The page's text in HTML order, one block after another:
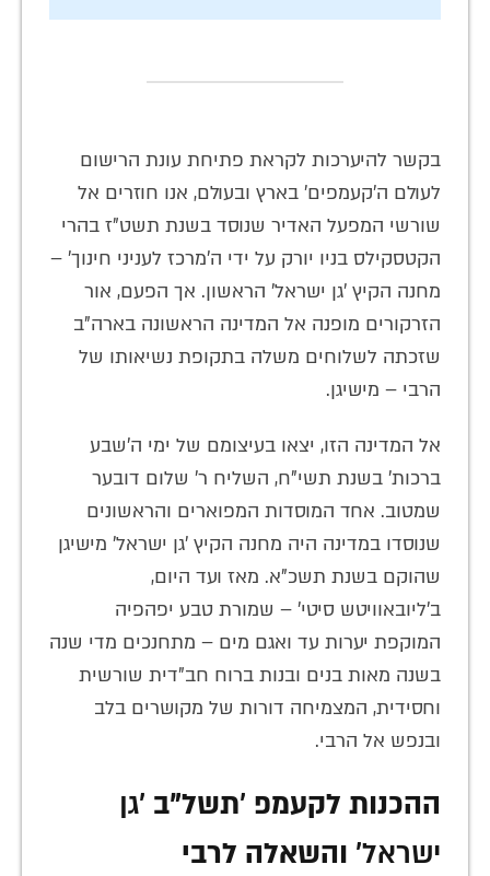
בקשר להיערכות לקראת פתיחת עונת הרישום
לעולם ה'קעמפים' בארץ ובעולם, אנו חוזרים אל
שורשי המפעל האדיר שנוסד בשנת תשט"ז בהרי
הקטסקילס בניו יורק על ידי ה'מרכז לעניני חינוך' –
מחנה הקיץ 'גן ישראל' הראשון. אך הפעם, אור
הזרקורים מופנה אל המדינה הראשונה בארה"ב
שזכתה לשלוחים משלה בתקופת נשיאותו של
הרבי – מישיגן.
אל המדינה הזו, יצאו בעיצומם של ימי ה'שבע
ברכות' בשנת תשי"ח, השליח ר' שלום דובער
שמטוב. אחד המוסדות המפוארים והראשונים
שנוסדו במדינה היה מחנה הקיץ 'גן ישראל' מישיגן
שהוקם בשנת תשכ"א. מאז ועד היום,
ב'ליובאוויטש סיטי' – שמורת טבע יפהפיה
המוקפת יערות עד ואגם מים – מתחנכים מדי שנה
בשנה מאות בנים ובנות ברוח חב"דית שורשית
וחסידית, המצמיחה דורות של מקושרים בלב
ובנפש אל הרבי.
ההכנות לקעמפ 'תשל"ב 'גן
ישראל' והשאלה לרבי